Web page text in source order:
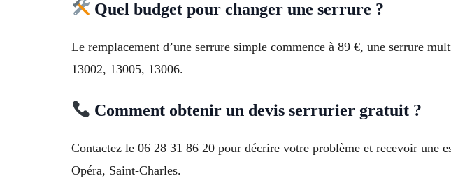
Quel budget pour changer une serrure ?
Le remplacement d’une serrure simple commence à 89 €, une serrure
13002, 13005, 13006.
Comment obtenir un devis serrurier gratuit ?
Contactez le 06 28 31 86 20 pour décrire votre problème et recevoir une
Opéra, Saint-Charles.